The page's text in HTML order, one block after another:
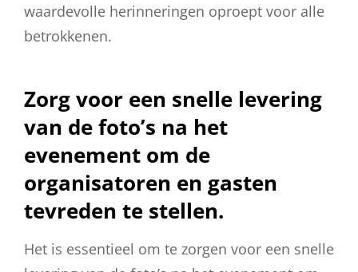
waardevolle herinneringen oproept voor alle
betrokkenen.
Zorg voor een snelle levering
van de foto’s na het
evenement om de
organisatoren en gasten
tevreden te stellen.
Het is essentieel om te zorgen voor een snelle